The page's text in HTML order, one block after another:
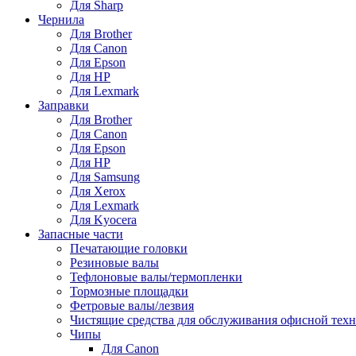
Для Sharp
Чернила
Для Brother
Для Canon
Для Epson
Для HP
Для Lexmark
Заправки
Для Brother
Для Canon
Для Epson
Для HP
Для Samsung
Для Xerox
Для Lexmark
Для Kyocera
Запасные части
Печатающие головки
Резиновые валы
Тефлоновые валы/термопленки
Тормозные площадки
Фетровые валы/лезвия
Чистящие средства для обслуживания офисной
Чипы
Для Canon